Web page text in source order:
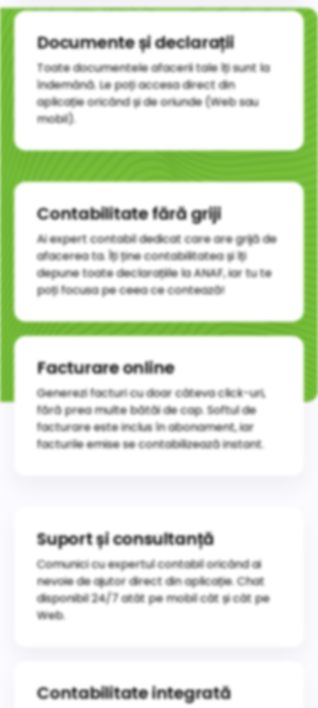
Documente și declarații
Toate documentele afacerii tale îți sunt la
îndemână. Le poți accesa direct din
aplicație oricând și de oriunde (Web sau
mobil).
Contabilitate fără griji
Ai expert contabil dedicat care are grijă de
afacerea ta. Îți ține contabilitatea și îți
depune toate declarațiile la ANAF, iar tu te
poți focusa pe ceea ce contează!
Facturare online
Generezi facturi cu doar câteva click-uri,
fără prea multe bătăi de cap. Softul de
facturare este inclus în abonament, iar
facturile emise se contabilizează instant. ​
Suport și consultanță
Comunici cu expertul contabil oricând ai
nevoie de ajutor direct din aplicație. Chat
disponibil 24/7 atât pe mobil cât și cât pe
Web.
Contabilitate integrată